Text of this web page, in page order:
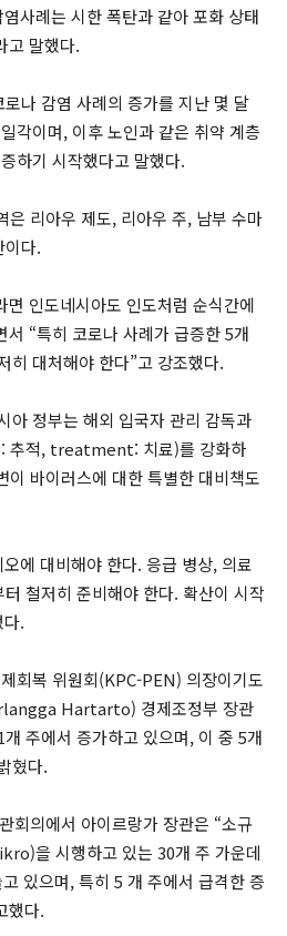
사례는 시한 폭탄과 같아 포화 상태
고 말했다.
나 감염 사례의 증가를 지난 몇 달
각이며, 이후 노인과 같은 취약 계층
하기 시작했다고 말했다.
은 리아우 제도, 리아우 주, 남부 수마
이다.
면 인도네시아도 인도처럼 순식간에
서 “특히 코로나 사례가 급증한 5개
히 대처해야 한다”고 강조했다.
아 정부는 해외 입국자 관리 감독과
적, treatment: 치료)를 강화하
이 바이러스에 대한 특별한 대비책도
에 대비해야 한다. 응급 병상, 의료
철저히 준비해야 한다. 확산이 시작
.
회복 위원회(KPC-PEN) 의장이기도
Hartarto) 경제조정부 장관
주에서 증가하고 있으며, 이 중 5개
혔다.
회의에서 아이르랑가 장관은 “소규
을 시행하고 있는 30개 주 가운데
있으며, 특히 5 개 주에서 급격한 증
했다.